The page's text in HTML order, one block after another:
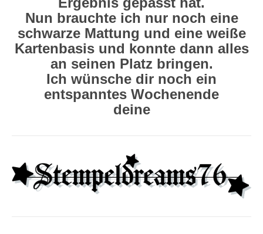
Nun brauchte ich nur noch eine
schwarze Mattung und eine weiße
Kartenbasis und konnte dann alles
an seinen Platz bringen.
Ich wünsche dir noch ein
entspanntes Wochenende
deine